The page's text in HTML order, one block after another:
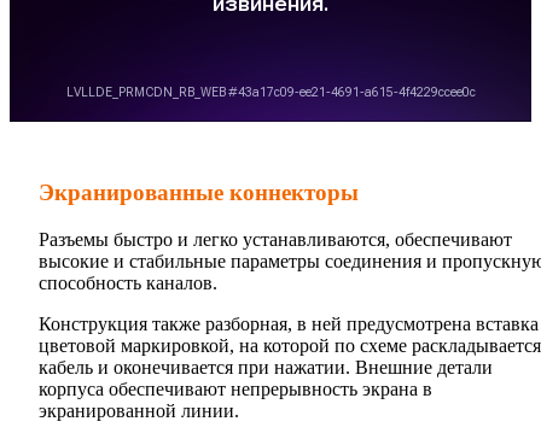
Экранированные коннекторы
Разъемы быстро и легко устанавливаются, обеспечивают
высокие и стабильные параметры соединения и
способность каналов.
Конструкция также разборная, в ней предусмотрена вставка
цветовой маркировкой, на которой по схеме раскладывается
кабель и оконечивается при нажатии. Внешние детали
корпуса обеспечивают непрерывность экрана в
экранированной линии.